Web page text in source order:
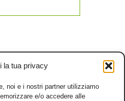
la tua privacy
noi e i nostri partner utilizziamo
e/o accedere alle